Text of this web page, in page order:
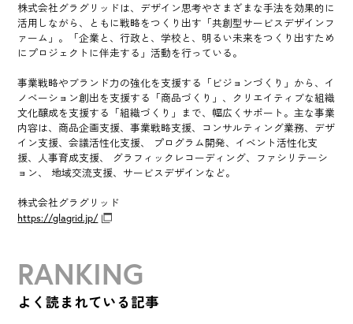
株式会社グラグリッドは、デザイン思考やさまざまな手法を効果的に
活用しながら、ともに戦略をつくり出す「共創型サービスデザインフ
ァーム」。「企業と、行政と、学校と、明るい未来をつくり出すため
にプロジェクトに伴走する」活動を行っている。
事業戦略やブランド力の強化を支援する「ビジョンづくり」から、イ
ノベーション創出を支援する「商品づくり」、クリエイティブな組織
文化醸成を支援する「組織づくり」まで、幅広くサポート。主な事業
内容は、商品企画支援、事業戦略支援、コンサルティング業務、デザ
イン支援、会議活性化支援、 プログラム開発、イベント活性化支
援、人事育成支援、 グラフィックレコーディング、ファシリテーシ
ョン、 地域交流支援、サービスデザインなど。
株式会社グラグリッド
https://glagrid.jp/
RANKING
よく読まれている記事